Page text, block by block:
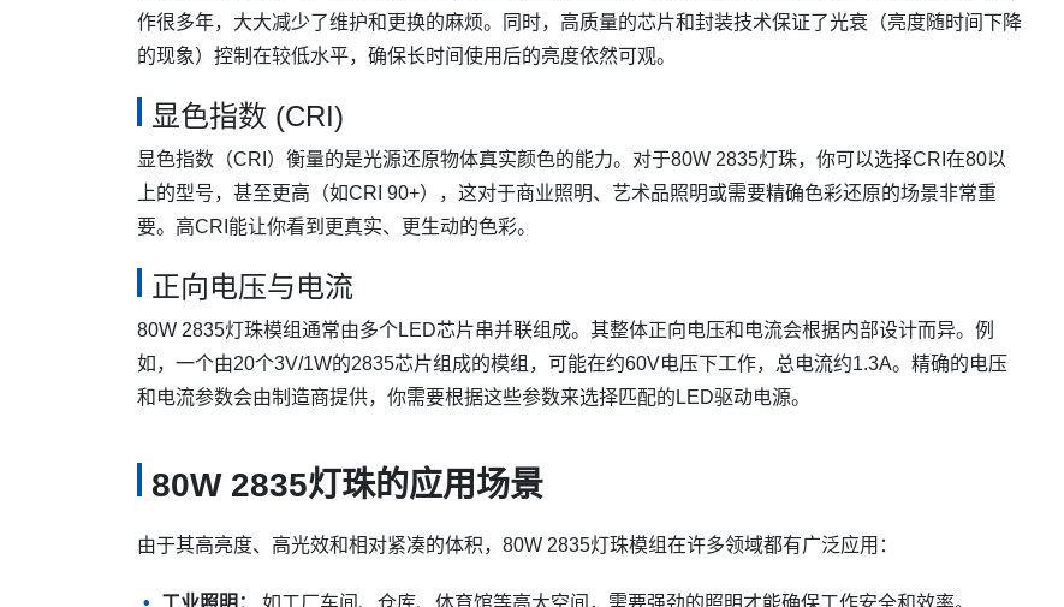
作很多年，大大减少了维护和更换的麻烦。同时，高质量的芯片和封装技术保证了光衰（亮度随时间下降
的现象）控制在较低水平，确保长时间使用后的亮度依然可观。
显色指数 (CRI)
显色指数（CRI）衡量的是光源还原物体真实颜色的能力。对于80W 2835灯珠，你可以选择CRI在80以
上的型号，甚至更高（如CRI 90+），这对于商业照明、艺术品照明或需要精确色彩还原的场景非常重
要。高CRI能让你看到更真实、更生动的色彩。
正向电压与电流
80W 2835灯珠模组通常由多个LED芯片串并联组成。其整体正向电压和电流会根据内部设计而异。例
如，一个由20个3V/1W的2835芯片组成的模组，可能在约60V电压下工作，总电流约1.3A。精确的电压
和电流参数会由制造商提供，你需要根据这些参数来选择匹配的LED驱动电源。
80W 2835灯珠的应用场景
由于其高亮度、高光效和相对紧凑的体积，80W 2835灯珠模组在许多领域都有广泛应用：
工业照明： 如工厂车间、仓库、体育馆等高大空间，需要强劲的照明才能确保工作安全和效率。